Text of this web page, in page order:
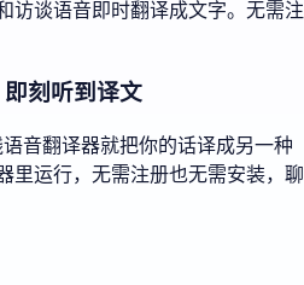
访谈语音即时翻译成文字。无需注
刻听到译文
音翻译器就把你的话译成另一种
里运行，无需注册也无需安装，聊